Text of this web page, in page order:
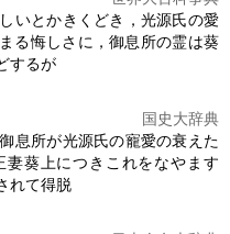
いとかきくどき，光源氏の愛
る悔しさに，御息所の霊は葵
するが
国史大辞典
息所が光源氏の寵愛の衰えた
妻葵上につきこれをなやます
れて得脱